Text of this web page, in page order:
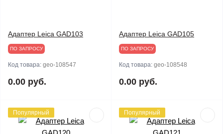
Адаптер Leica GAD103
ПО ЗАПРОСУ
Код товара: geo-108547
0.00 руб.
Адаптер Leica GAD105
ПО ЗАПРОСУ
Код товара: geo-108548
0.00 руб.
Популярный Популярный